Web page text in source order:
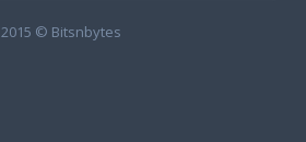
2015 © Bitsnbytes